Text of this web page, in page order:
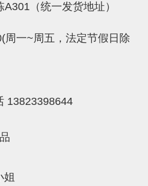
（统一发货地址）
周一~周五，法定节假日除
13823398644
姐